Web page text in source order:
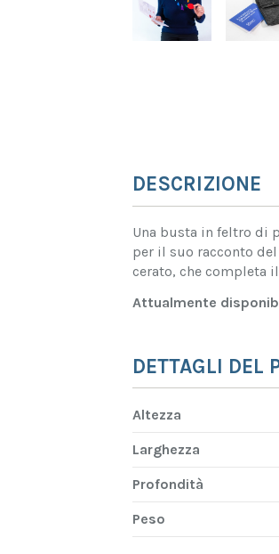
DESCRIZIONE
Una busta in feltro di
per il suo racconto
cerato, che completa
Attualmente
DETTAGLI DEL
Altezza
Larghezza
Profondità
Peso